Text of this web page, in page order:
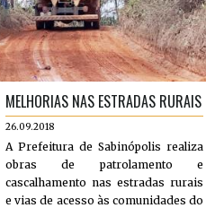
MELHORIAS NAS ESTRADAS RURAIS
26.09.2018
A Prefeitura de Sabinópolis realiza
obras de patrolamento e
cascalhamento nas estradas rurais
e vias de acesso às comunidades do